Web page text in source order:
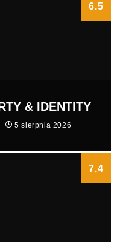
6.5
& IDENTITY
5 sierpnia 2026
7.4